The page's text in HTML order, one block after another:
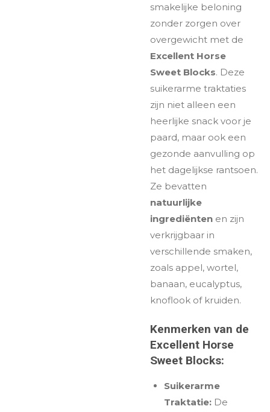
smakelijke beloning
zonder zorgen over
overgewicht met de
Excellent Horse
Sweet Blocks. Deze
suikerarme traktaties
zijn niet alleen een
heerlijke snack voor je
paard, maar ook een
gezonde aanvulling op
het dagelijkse rantsoen.
Ze bevatten
natuurlijke
ingrediënten en zijn
verkrijgbaar in
verschillende smaken,
zoals appel, wortel,
banaan, eucalyptus,
knoflook of kruiden.
Kenmerken van de
Excellent Horse
Sweet Blocks:
Suikerarme
Traktatie:De